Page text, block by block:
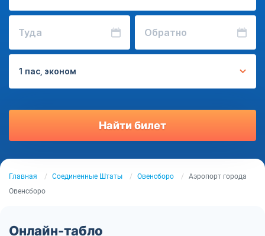
Туда Обратно
1 пас, эконом
Найти билет
Главная Соединенные Штаты Овенсборо
Аэропорт города
Овенсборо
Онлайн-табло